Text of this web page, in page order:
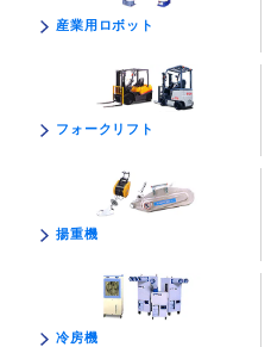
産業用ロボット
フォークリフト
揚重機
冷房機